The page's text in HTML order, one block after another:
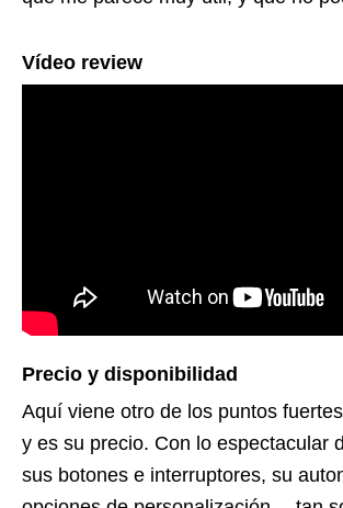
Vídeo review
Precio y disponibilidad
Aquí viene otro de los puntos
y es su precio. Con lo espectacular
sus botones e interruptores, su